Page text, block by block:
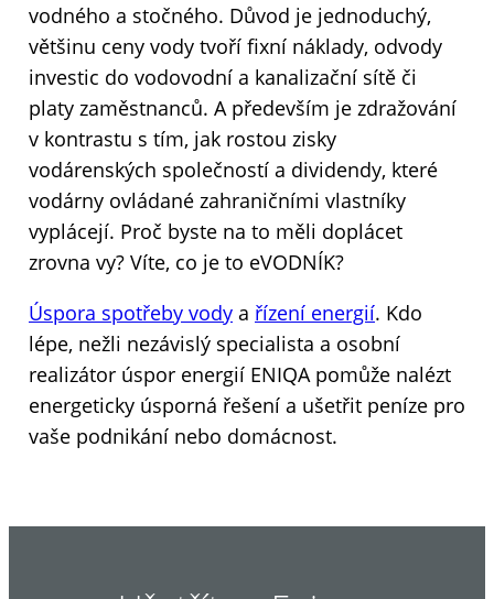
vodného a stočného. Důvod je jednoduchý,
většinu ceny vody tvoří fixní náklady, odvody
investic do vodovodní a kanalizační sítě či
platy zaměstnanců. A především je zdražování
v kontrastu s tím, jak rostou zisky
vodárenských společností a dividendy, které
vodárny ovládané zahraničními vlastníky
vyplácejí. Proč byste na to měli doplácet
zrovna vy? Víte, co je to eVODNÍK?
Úspora spotřeby vody a řízení energií. Kdo
lépe, nežli nezávislý specialista a osobní
realizátor úspor energií ENIQA pomůže nalézt
energeticky úsporná řešení a ušetřit peníze pro
vaše podnikání nebo domácnost.